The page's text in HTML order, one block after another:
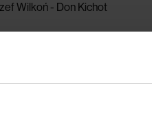
Wilkoń - Don Kichot